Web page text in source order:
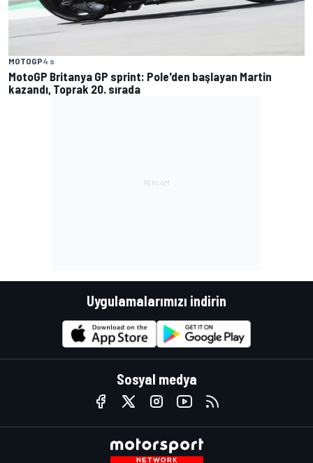
MOTOGP4 s
MotoGP Britanya GP sprint: Pole'den başlayan Martin
kazandı, Toprak 20. sırada
Uygulamalarımızı indirin
Sosyal medya